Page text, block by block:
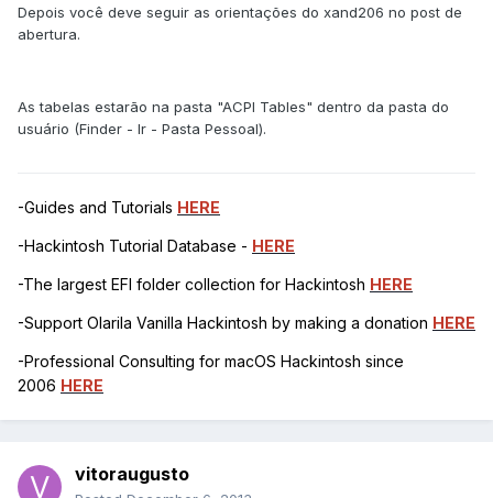
Depois você deve seguir as orientações do xand206 no post de
abertura.
As tabelas estarão na pasta "ACPI Tables" dentro da pasta do
usuário (Finder - Ir - Pasta Pessoal).
-Guides and Tutorials HERE
-Hackintosh Tutorial Database - HERE
-The largest EFI folder collection for Hackintosh HERE
-Support Olarila Vanilla Hackintosh by making a donation HERE
-Professional Consulting for macOS Hackintosh since
2006 HERE
vitoraugusto